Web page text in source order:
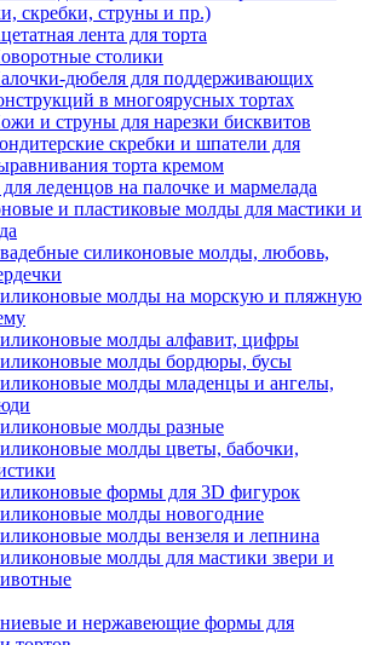
скребки, струны и пр.)
лента для торта
столики
дюбеля для поддерживающих
в многоярусных тортах
и струны для нарезки бисквитов
скребки и шпатели для
торта кремом
леденцов на палочке и мармелада
и пластиковые молды для мастики и
силиконовые молды, любовь,
молды на морскую и пляжную
молды алфавит, цифры
молды бордюры, бусы
молды младенцы и ангелы,
молды разные
молды цветы, бабочки,
формы для 3D фигурок
молды новогодние
молды вензеля и лепнина
молды для мастики звери и
и нержавеющие формы для